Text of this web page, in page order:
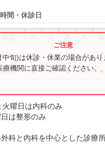
間・休診日
● ● ● ● ●
● ● ● ●
中旬)は休診・休業の場合があ
療機関に直接ご確認ください。
火曜日は内科のみ
は整形のみ
科と内科を中心とした診療